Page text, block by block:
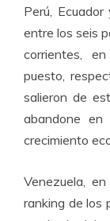
Perú,
entre los seis
corrientes,
puesto,
salieron de
abandone
crecimiento
Venezuela,
ranking de los